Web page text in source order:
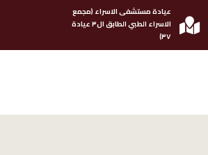
عيادة مستشفى الاسراء (مجمع
الاسراء الطبي الطابق ال٣ عيادة
٣٧)